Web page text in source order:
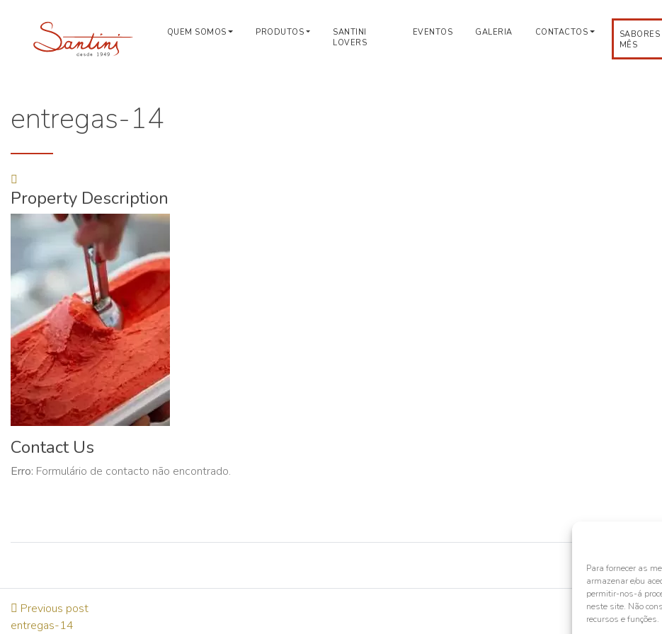
Para fornecer as
armazenar e/ou
permitir-nos-á
neste site. Não
recursos e funções.
QUEM SOMOS PRODUTOS
SANTINI
LOVERS
EVENTOS GALERIA CONTACTOS
SABORES
MÊS
entregas-14
Property Description
Contact Us
Erro: Formulário de contacto não encontrado.
Previous post
entregas-14